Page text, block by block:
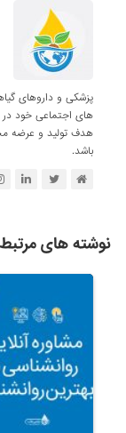
پزشکی و داروهای
های اجتماعی خود در
هدف تولید و عرضه
باشد.
نوشته های مرتبط